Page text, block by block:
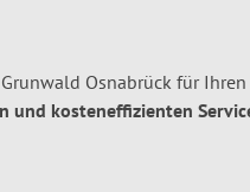
Osnabrück für
und kosteneffizienten